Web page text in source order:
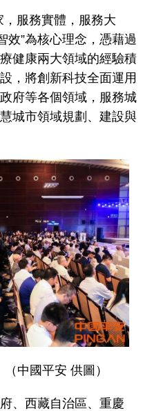
服務實體，服務大
效”為核心理念，憑藉過
健康兩大領域的經驗積
，將創新科技全面運用
府等各個領域，服務城
城市領域規劃、建設與
中國平安 供圖）
西藏自治區、重慶